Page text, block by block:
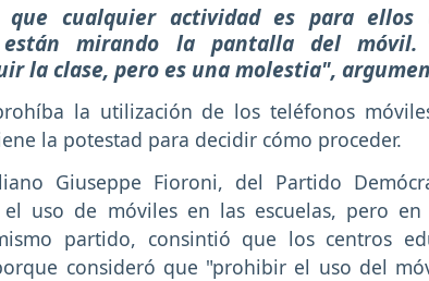
que cualquier actividad es para ellos
mirando la pantalla del móvil.
la clase, pero es una molestia",
la utilización de los teléfonos
la potestad para decidir cómo proceder.
Giuseppe Fioroni, del Partido
uso de móviles en las escuelas, pero en
partido, consintió que los centros
consideró que "prohibir el uso del